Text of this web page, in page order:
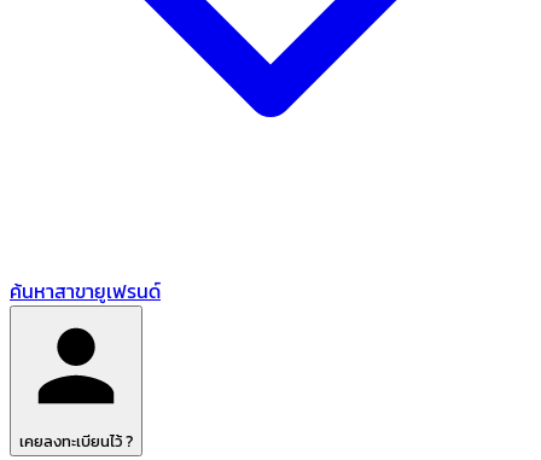
ค้นหาสาขายูเฟรนด์
เคยลงทะเบียนไว้ ?